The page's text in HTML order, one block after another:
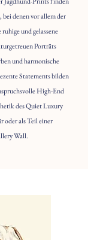
denen vor allem der
und gelassene
Porträts
und harmonische
Statements bilden
High-End
des Quiet Luxury
oder als Teil einer
Wall.